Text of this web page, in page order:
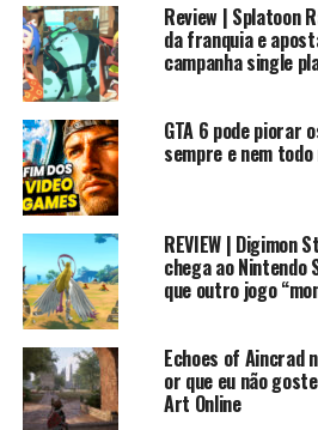
Por outro lado, quando você
percebe que
revisitar desafios e o modo
três horinhas de gameplay bem
personagens conhecidos (e outros
mesmo assim eu ainda considero
Afinal, o jogo foi produzido pela
responsável porStreets of Rage 4
Ninja Turtles: Shredder’s Revenge
imaginar a qualidade da pancadaria.
É um dos melhores do gênero?
Mas com ressalvas.
Review | Splatoon
da franquia e
campanha single
GTA 6 pode piorar
sempre e nem
REVIEW | Digimon
chega ao Nintendo
que outro jogo
Echoes of Aincrad
or que eu não
Art Online